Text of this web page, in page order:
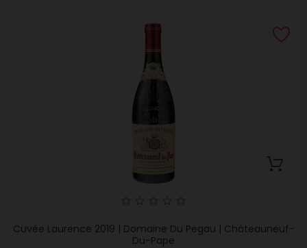
Cuvée Laurence 2019 | Domaine Du Pegau | Châteauneuf-
Du-Pape